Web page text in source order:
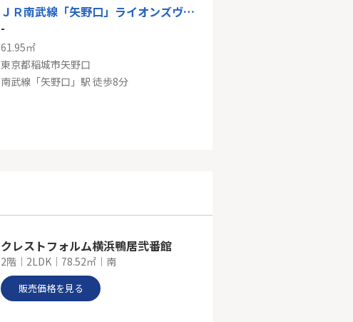
ＪＲ南武線「矢野口」ライオンズヴィアーレ稲城矢野口
-
61.95㎡
東京都稲城市矢野口
南武線「矢野口」駅 徒歩8分
クレストフォルム横浜鴨居弐番館
2階｜2LDK｜78.52㎡｜南
販売価格を見る